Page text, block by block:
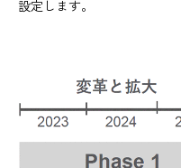
設定します。